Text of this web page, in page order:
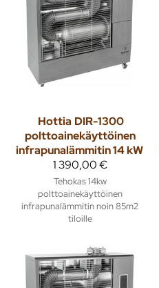
Hottia DIR-1300
polttoainekäyttöinen
infrapunalämmitin 14 kW
1 390,00 €
Tehokas 14kw
polttoainekäyttöinen
infrapunalämmitin noin 85m2
tiloille